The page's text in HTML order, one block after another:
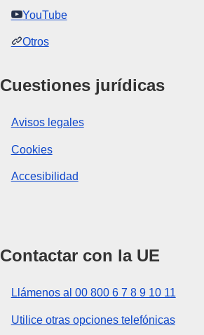
YouTube
Otros
Cuestiones jurídicas
Avisos legales
Cookies
Accesibilidad
Contactar con la UE
Llámenos al 00 800 6 7 8 9 10 11
Utilice otras opciones telefónicas